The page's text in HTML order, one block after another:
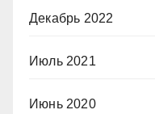
Декабрь 2022
Июль 2021
Июнь 2020